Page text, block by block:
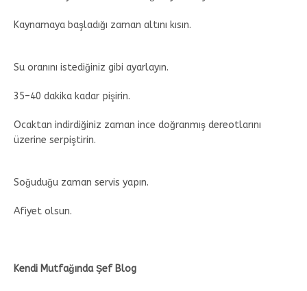
Kaynamaya başladığı zaman altını kısın.
Su oranını istediğiniz gibi ayarlayın.
35–40 dakika kadar pişirin.
Ocaktan indirdiğiniz zaman ince doğranmış dereotlarını
üzerine serpiştirin.
Soğuduğu zaman servis yapın.
Afiyet olsun.
Kendi Mutfağında Şef Blog